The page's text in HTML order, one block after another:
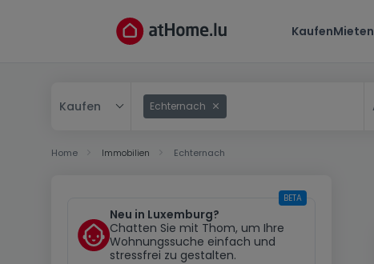
KaufenMieten
Kaufen Echternach
Home Immobilien Echternach
Neu in Luxemburg?
Chatten Sie mit Thom, um Ihre
Wohnungssuche einfach und
stressfrei zu gestalten.
BETA